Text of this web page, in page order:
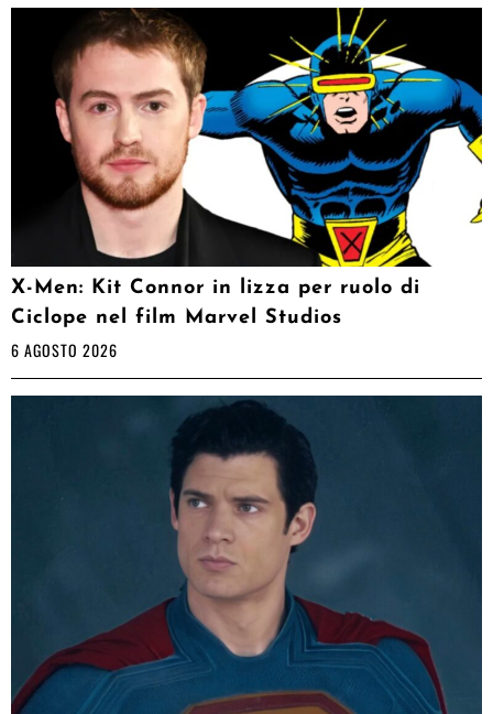
X-Men: Kit Connor in lizza per ruolo di
Ciclope nel film Marvel Studios
6 AGOSTO 2026